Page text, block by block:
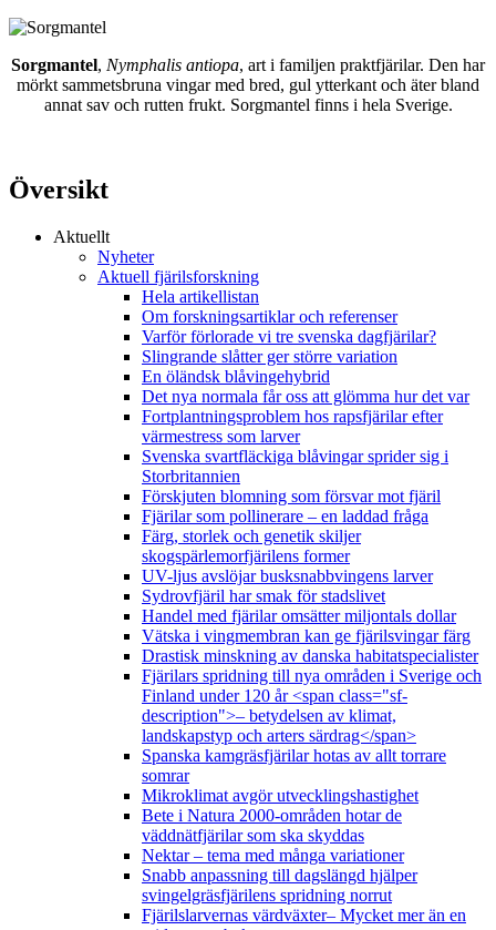
Sorgmantel, Nymphalis antiopa, art i familjen praktfjärilar. Den har
mörkt sammetsbruna vingar med bred, gul ytterkant och äter bland
annat sav och rutten frukt. Sorgmantel finns i hela Sverige.
Översikt
Aktuellt
Nyheter
Aktuell fjärilsforskning
Hela artikellistan
Om forskningsartiklar och referenser
Varför förlorade vi tre svenska dagfjärilar?
Slingrande slåtter ger större variation
En öländsk blåvingehybrid
Det nya normala får oss att glömma hur det var
Fortplantningsproblem hos rapsfjärilar efter
värmestress som larver
Svenska svartfläckiga blåvingar sprider sig i
Storbritannien
Förskjuten blomning som försvar mot fjäril
Fjärilar som pollinerare – en laddad fråga
Färg, storlek och genetik skiljer
skogspärlemorfjärilens former
UV-ljus avslöjar busksnabbvingens larver
Sydrovfjäril har smak för stadslivet
Handel med fjärilar omsätter miljontals dollar
Vätska i vingmembran kan ge fjärilsvingar färg
Drastisk minskning av danska habitatspecialister
Fjärilars spridning till nya områden i Sverige och
Finland under 120 år <span class="sf-
description">– betydelsen av klimat,
landskapstyp och arters särdrag</span>
Spanska kamgräsfjärilar hotas av allt torrare
somrar
Mikroklimat avgör utvecklingshastighet
Bete i Natura 2000-områden hotar de
väddnätfjärilar som ska skyddas
Nektar – tema med många variationer
Snabb anpassning till dagslängd hjälper
svingelgräsfjärilens spridning norrut
Fjärilslarvernas värdväxter– Mycket mer än en